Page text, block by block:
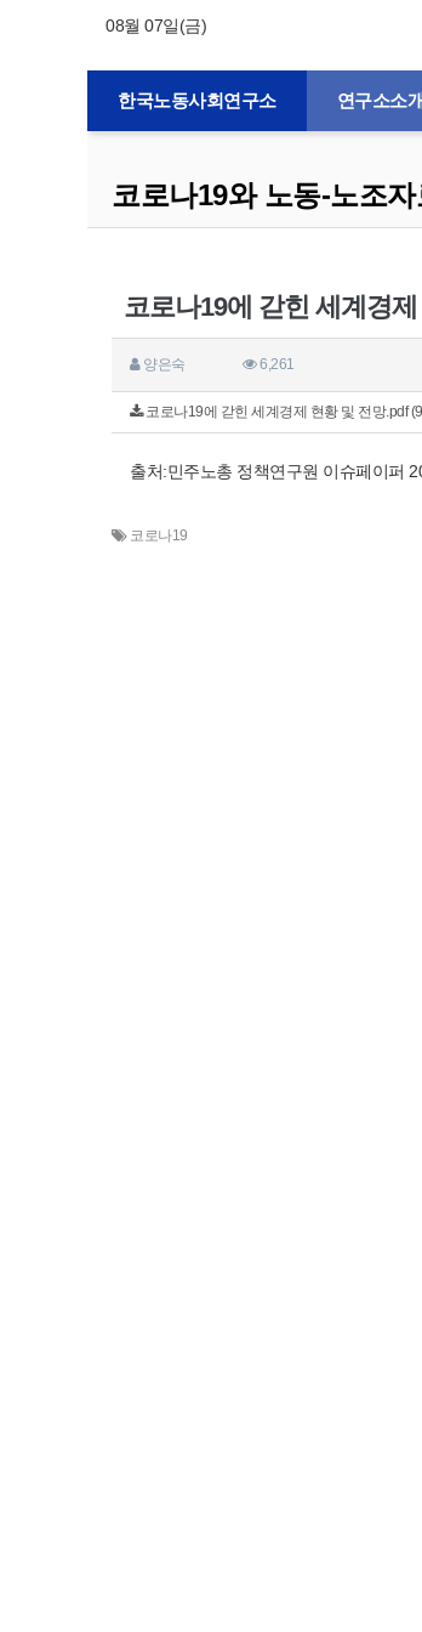
08월 07일(금)
한국노동사회연구소 연구소소개
코로나19와 노동-노조자
코로나19에 갇힌 세계경
양은숙 6,261
코로나19에 갇힌 세계경제 현황 및 전망.pdf
출처:민주노총 정책연구원 이슈페이퍼
코로나19